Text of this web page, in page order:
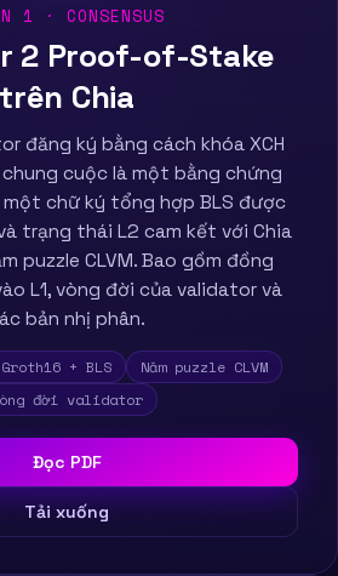
1 · CONSENSUS
2 Proof-of-Stake
trên Chia
đăng ký bằng cách khóa XCH
chung cuộc là một bằng chứng
một chữ ký tổng hợp BLS được
trạng thái L2 cam kết với Chia
puzzle CLVM. Bao gồm đồng
L1, vòng đời của validator và
bản nhị phân.
+ BLS
Năm puzzle CLVM
đời validator
Đọc PDF
Tải xuống